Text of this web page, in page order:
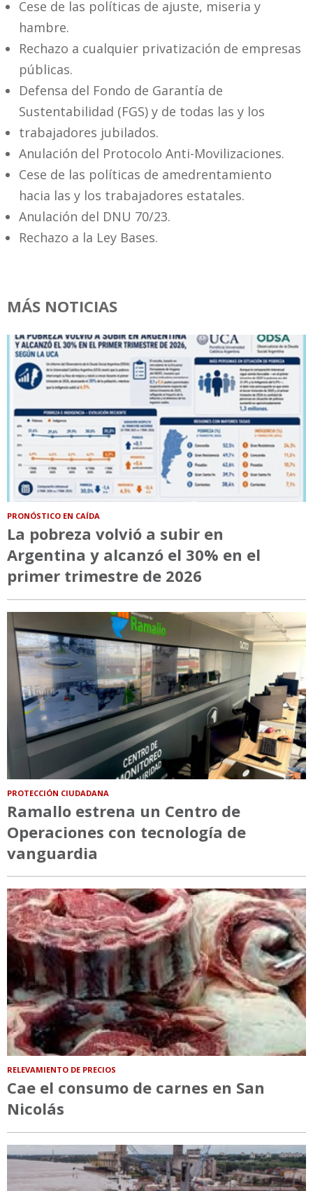
Cese de las políticas de ajuste, miseria y
hambre.
Rechazo a cualquier privatización de empresas
públicas.
Defensa del Fondo de Garantía de
Sustentabilidad (FGS) y de todas las y los
trabajadores jubilados.
Anulación del Protocolo Anti-Movilizaciones.
Cese de las políticas de amedrentamiento
hacia las y los trabajadores estatales.
Anulación del DNU 70/23.
Rechazo a la Ley Bases.
MÁS NOTICIAS
PRONÓSTICO EN CAÍDA
La pobreza volvió a subir en
Argentina y alcanzó el 30% en el
primer trimestre de 2026
PROTECCIÓN CIUDADANA
Ramallo estrena un Centro de
Operaciones con tecnología de
vanguardia
RELEVAMIENTO DE PRECIOS
Cae el consumo de carnes en San
Nicolás